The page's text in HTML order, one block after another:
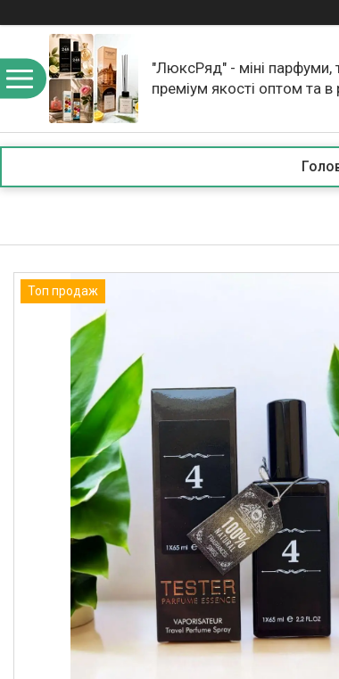
"ЛюксРяд" - міні парфуми,
преміум якості оптом та в
Топ продаж